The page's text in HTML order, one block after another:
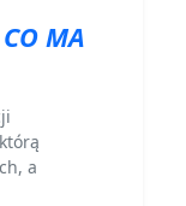
CO MA
a